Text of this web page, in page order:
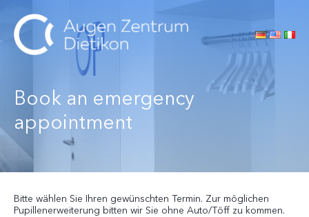
Book an emergency
appointment
Bitte wählen Sie Ihren gewünschten Termin. Zur möglichen
Pupillenerweiterung bitten wir Sie ohne Auto/Töff zu kommen.